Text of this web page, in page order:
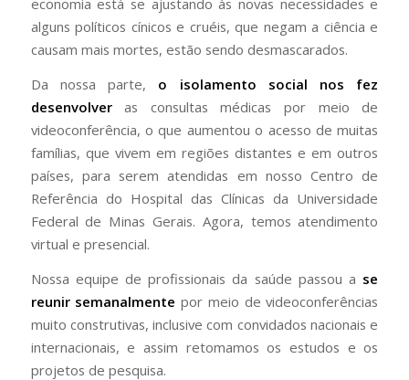
economia está se ajustando às novas necessidades e
alguns políticos cínicos e cruéis, que negam a ciência e
causam mais mortes, estão sendo desmascarados.
Da nossa parte, o isolamento social nos fez
desenvolveras consultas médicas por meio de
videoconferência, o que aumentou o acesso de muitas
famílias, que vivem em regiões distantes e em outros
países, para serem atendidas em nosso Centro de
Referência do Hospital das Clínicas da Universidade
Federal de Minas Gerais. Agora, temos atendimento
virtual e presencial.
Nossa equipe de profissionais da saúde passou a se
reunir semanalmente por meio de videoconferências
muito construtivas, inclusive com convidados nacionais e
internacionais, e assim retomamos os estudos e os
projetos de pesquisa.